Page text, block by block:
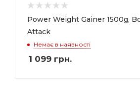
Power Weight Gainer 1500g,
Attack
Немає в наявності
1 099 грн.